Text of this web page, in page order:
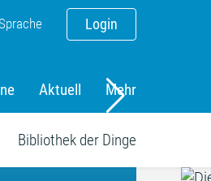
Login
Aktuell Mehr
Bibliothek der Dinge